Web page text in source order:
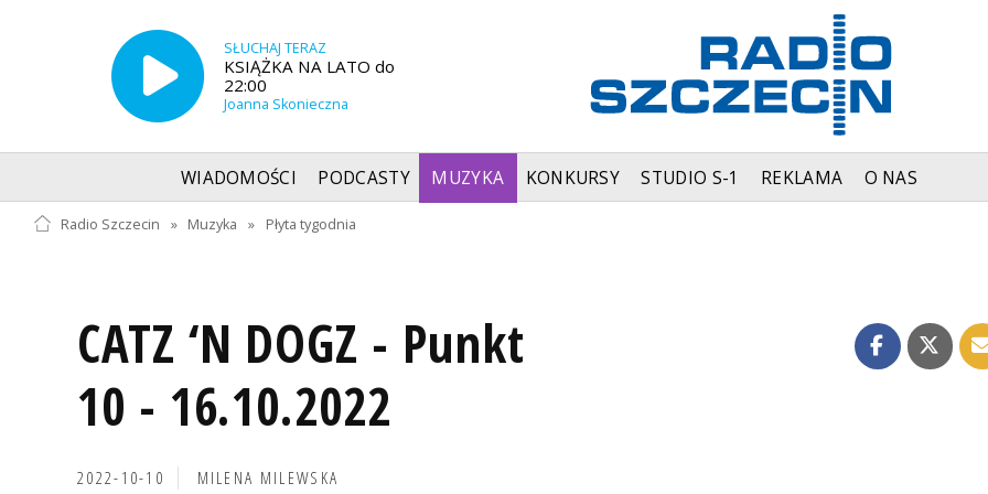
SŁUCHAJ TERAZ
KSIĄŻKA NA LATO do
22:00
Joanna Skonieczna
WIADOMOŚCI PODCASTY MUZYKA KONKURSY STUDIO S-1 REKLAMA O NAS
Radio Szczecin » Muzyka » Płyta tygodnia
CATZ ‘N DOGZ - Punkt
10 - 16.10.2022
2022-10-10 MILENA MILEWSKA